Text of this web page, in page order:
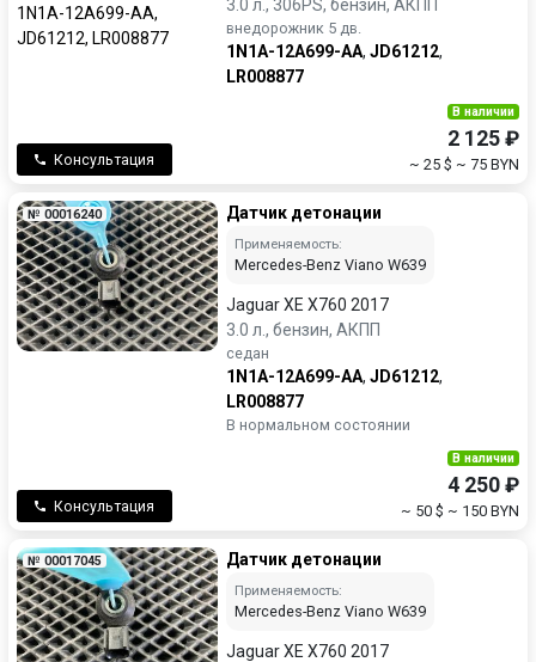
3.0 л., 306PS, бензин, АКПП
внедорожник 5 дв.
1N1A-12A699-AA, JD61212,
LR008877
Консультация
В наличии
2 125 ₽
~ 25 $ ~ 75 BYN
№ 00016240 Датчик детонации
Применяемость:
Mercedes-Benz Viano W639
Jaguar XE X760 2017
3.0 л., бензин, АКПП
седан
1N1A-12A699-AA, JD61212,
LR008877
В нормальном состоянии
Консультация
В наличии
4 250 ₽
~ 50 $ ~ 150 BYN
№ 00017045 Датчик детонации
Применяемость:
Mercedes-Benz Viano W639
Jaguar XE X760 2017